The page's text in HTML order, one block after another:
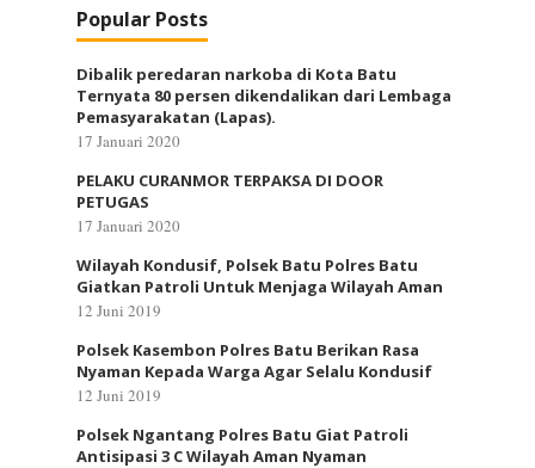
Popular Posts
Dibalik peredaran narkoba di Kota Batu
Ternyata 80 persen dikendalikan dari Lembaga
Pemasyarakatan (Lapas).
17 Januari 2020
PELAKU CURANMOR TERPAKSA DI DOOR
PETUGAS
17 Januari 2020
Wilayah Kondusif, Polsek Batu Polres Batu
Giatkan Patroli Untuk Menjaga Wilayah Aman
12 Juni 2019
Polsek Kasembon Polres Batu Berikan Rasa
Nyaman Kepada Warga Agar Selalu Kondusif
12 Juni 2019
Polsek Ngantang Polres Batu Giat Patroli
Antisipasi 3 C Wilayah Aman Nyaman